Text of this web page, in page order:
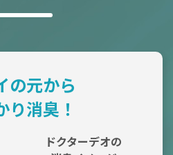
の元から
り消臭！
ドクターデオの